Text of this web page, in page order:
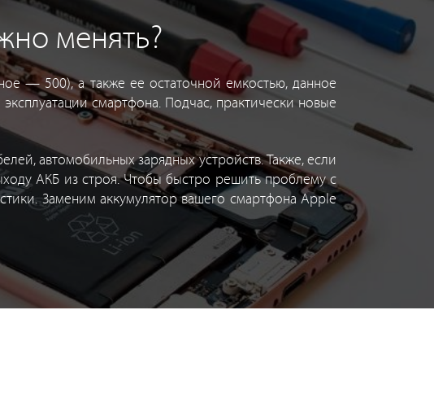
менять?
— 500), а также ее остаточной емкостью, данное
смартфона. Подчас, практически новые
автомобильных зарядных устройств. Также, если
АКБ из строя. Чтобы быстро решить проблему с
Заменим аккумулятор вашего смартфона Apple